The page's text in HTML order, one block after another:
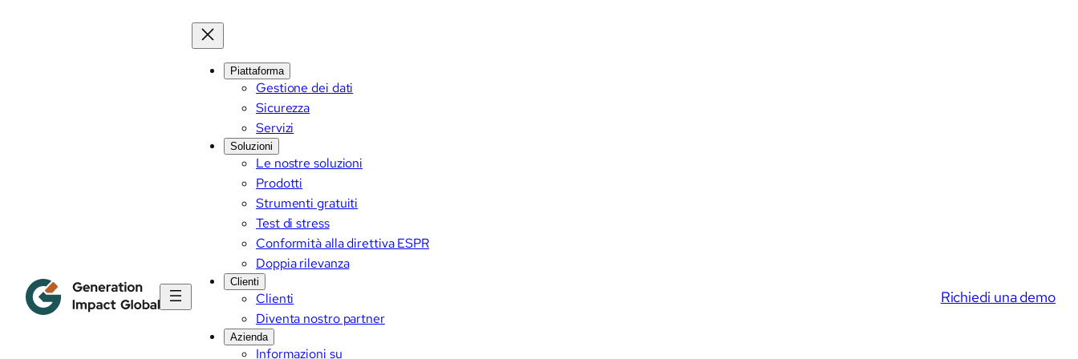
Piattaforma
Gestione dei dati
Sicurezza
Servizi
Soluzioni
Le nostre soluzioni
Prodotti
Strumenti gratuiti
Test di stress
Conformità alla direttiva ESPR
Doppia rilevanza
Clienti
Clienti
Diventa nostro partner
Azienda
Informazioni su
Richiedi una demo